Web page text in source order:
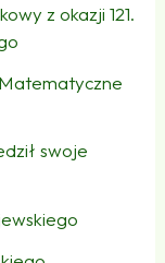
z okazji 121.
swoje